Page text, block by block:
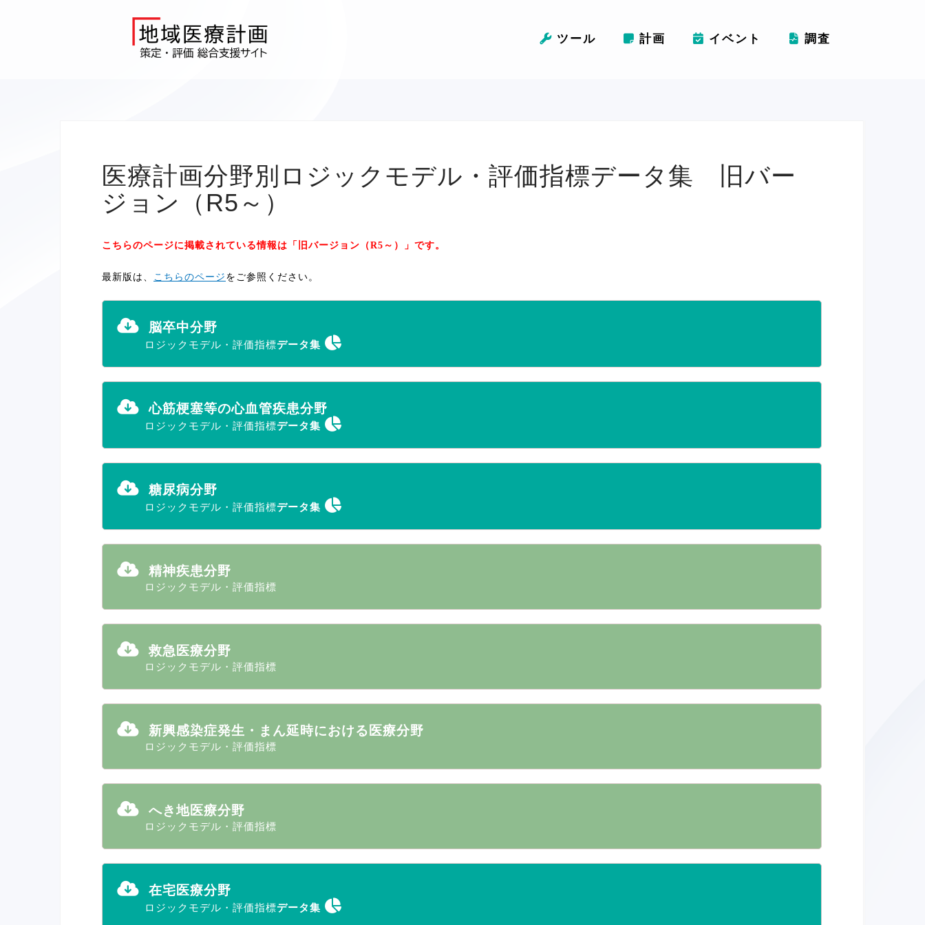
ツール 計画 イベント 調査
医療計画分野別ロジックモデル・評価指標データ集 旧バー
ジョン（R5～）
こちらのページに掲載されている情報は「旧バージョン（R5～）」です。
最新版は、 こちらのページ をご参照ください。
脳卒中分野
ロジックモデル・評価指標データ集
心筋梗塞等の心血管疾患分野
ロジックモデル・評価指標データ集
糖尿病分野
ロジックモデル・評価指標データ集
精神疾患分野
ロジックモデル・評価指標
救急医療分野
ロジックモデル・評価指標
新興感染症発生・まん延時における医療分野
ロジックモデル・評価指標
へき地医療分野
ロジックモデル・評価指標
在宅医療分野
ロジックモデル・評価指標データ集